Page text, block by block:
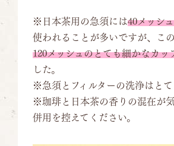
※日本茶用の急須には40メッシ
使われることが多いですが、こ
120メッシュのとても細かなカッ
した。
※急須とフィルターの洗浄はとて
※珈琲と日本茶の香りの混在が
併用を控えてください。